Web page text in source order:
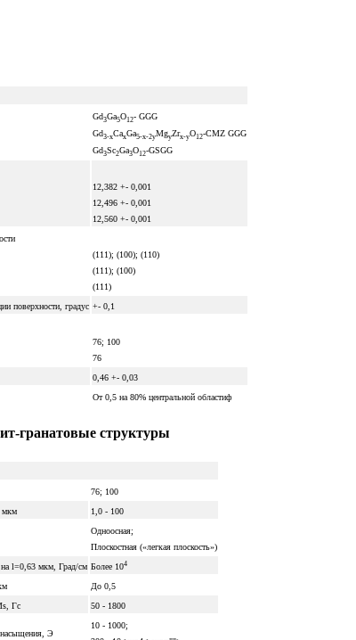
Gd3Ga5O12- GGG
Gd3-xCaxGa5-x-2yMgyZrx-yO12-CMZ GGG
Gd3Sc2Ga3O12-GSGG
12,382 +- 0,001
12,496 +- 0,001
12,560 +- 0,001
(111); (100); (110)
(111); (100)
(111)
поверхности, градус +- 0,1
76; 100
76
0,46 +- 0,03
От 0,5 на 80% центральной областиф
гранатовые структуры
76; 100
мкм
1,0 - 100
Одноосная;
Плоскостная («легкая плоскость»)
на l=0,63 мкм, Град/см Более 104
До 0,5
Гс
50 - 1800
насыщения, Э
10 - 1000;